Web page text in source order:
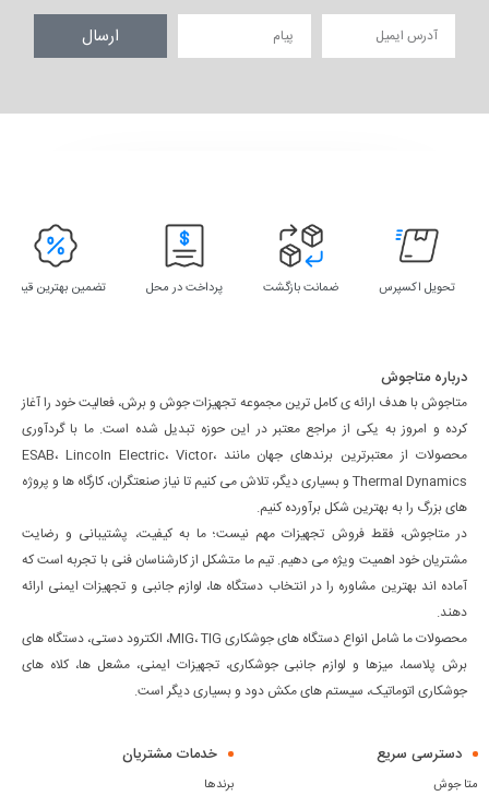
ارسال
تحویل اکسپرس ضمانت بازگشت پرداخت در محل تضمین بهترین قیمت
درباره متاجوش
متاجوش با هدف ارائه ی کامل ترین مجموعه تجهیزات جوش و برش، فعالیت خود را آغاز
کرده و امروز به یکی از مراجع معتبر در این حوزه تبدیل شده است. ما با گردآوری
محصولات از معتبرترین برندهای جهان مانند ESAB، Lincoln Electric، Victor،
Thermal Dynamics و بسیاری دیگر، تلاش می کنیم تا نیاز صنعتگران، کارگاه ها و پروژه
های بزرگ را به بهترین شکل برآورده کنیم.
در متاجوش، فقط فروش تجهیزات مهم نیست؛ ما به کیفیت، پشتیبانی و رضایت
مشتریان خود اهمیت ویژه می دهیم. تیم ما متشکل از کارشناسان فنی با تجربه است که
آماده اند بهترین مشاوره را در انتخاب دستگاه ها، لوازم جانبی و تجهیزات ایمنی ارائه
دهند.
محصولات ما شامل انواع دستگاه های جوشکاری MIG، TIG، الکترود دستی، دستگاه های
برش پلاسما، میزها و لوازم جانبی جوشکاری، تجهیزات ایمنی، مشعل ها، کلاه های
جوشکاری اتوماتیک، سیستم های مکش دود و بسیاری دیگر است.
دسترسی سریع
متا جوش
خدمات مشتریان
برندها